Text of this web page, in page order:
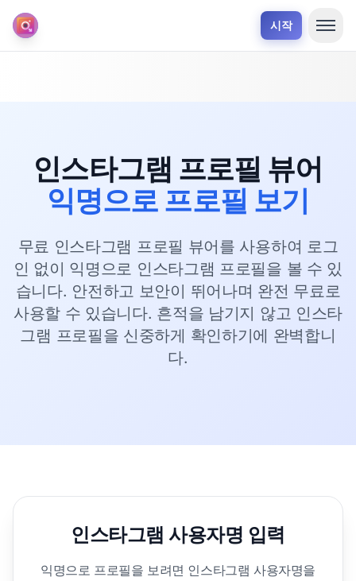
시작
인스타그램 프로필 뷰어
익명으로 프로필 보기
무료 인스타그램 프로필 뷰어를 사용하여 로그
인 없이 익명으로 인스타그램 프로필을 볼 수 있
습니다. 안전하고 보안이 뛰어나며 완전 무료로
사용할 수 있습니다. 흔적을 남기지 않고 인스타
그램 프로필을 신중하게 확인하기에 완벽합니
다.
인스타그램 사용자명 입력
익명으로 프로필을 보려면 인스타그램 사용자명을